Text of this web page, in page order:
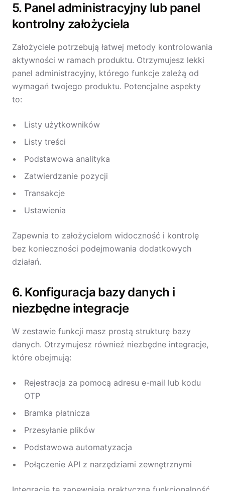
5. Panel administracyjny lub panel
kontrolny założyciela
Założyciele potrzebują łatwej metody kontrolowania
aktywności w ramach produktu. Otrzymujesz lekki
panel administracyjny, którego funkcje zależą od
wymagań twojego produktu. Potencjalne aspekty
to:
Listy użytkowników
Listy treści
Podstawowa analityka
Zatwierdzanie pozycji
Transakcje
Ustawienia
Zapewnia to założycielom widoczność i kontrolę
bez konieczności podejmowania dodatkowych
działań.
6. Konfiguracja bazy danych i
niezbędne integracje
W zestawie funkcji masz prostą strukturę bazy
danych. Otrzymujesz również niezbędne integracje,
które obejmują:
Rejestracja za pomocą adresu e-mail lub kodu
OTP
Bramka płatnicza
Przesyłanie plików
Podstawowa automatyzacja
Połączenie API z narzędziami zewnętrznymi